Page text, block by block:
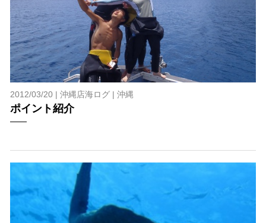
2012/03/20 | 沖縄店海ログ| 沖縄
ポイント紹介
6.参加条件
ツアー中に、スノーケリングやスキンダイビングの技術
が本ツアーに参加できるレベルに達していないと判断し
た場合には、参加をお断りする場合があります。スキン
ダイビングの経験が浅い方については、条件付きでのご
案内となる場合があります。その際のご返金には応じか
ねますので、あらかじめご了承ください。これまでの経
験については当日ご申告いただきますので、ご不安のあ
る方は事前にご相談ください。
承諾しました。